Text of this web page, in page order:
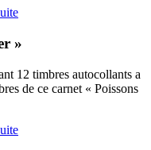
»
12 timbres autocollants a
de ce carnet « Poissons